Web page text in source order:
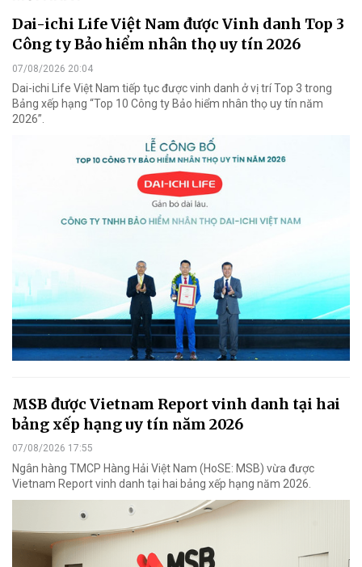
Dai-ichi Life Việt Nam được Vinh danh Top 3
Công ty Bảo hiểm nhân thọ uy tín 2026
07/08/2026 20:04
Dai-ichi Life Việt Nam tiếp tục được vinh danh ở vị trí Top 3 trong
Bảng xếp hạng “Top 10 Công ty Bảo hiểm nhân thọ uy tín năm
2026”.
MSB được Vietnam Report vinh danh tại hai
bảng xếp hạng uy tín năm 2026
07/08/2026 17:55
Ngân hàng TMCP Hàng Hải Việt Nam (HoSE: MSB) vừa được
Vietnam Report vinh danh tại hai bảng xếp hạng năm 2026.